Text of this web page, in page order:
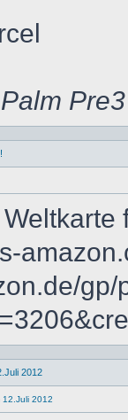
2012
12.Juli 2012